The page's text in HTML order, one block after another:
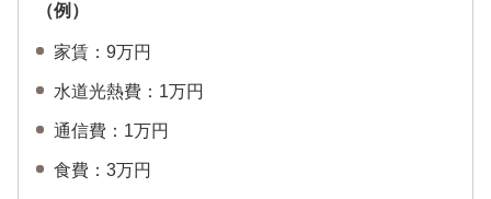
（例）
家賃：9万円
水道光熱費：1万円
通信費：1万円
食費：3万円